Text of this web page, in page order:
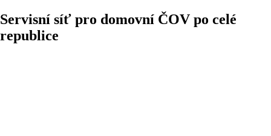
Servisní síť pro domovní ČOV po celé
republice